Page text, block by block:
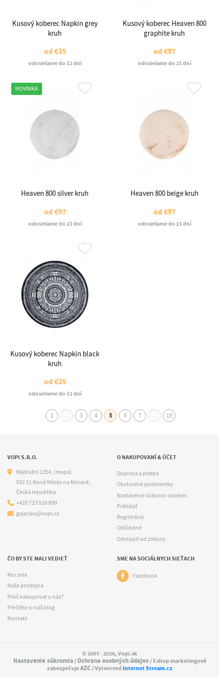
Kusový koberec Napkin grey
kruh
od€35
odosielame do 12 dní
Kusový koberec Heaven 800
graphite kruh
od€97
odosielame do 21 dní
NOVINKA
Heaven 800 silver kruh
od€97
odosielame do 21 dní
Heaven 800 beige kruh
od€97
odosielame do 21 dní
Kusový koberec Napkin black
kruh
od€35
odosielame do 12 dní
1 … 3 4 5 6 7 … 19
VOPI S.R.O.
Nádražní 1354, (mapa)
592 31 Nové Město na Moravě,
Česká republika
+420 733 528 899
gajarska@vopi.cz
O NAKUPOVANÍ & ÚČET
Doprava a platba
Obchodné podmienky
Nastavenie súborov cookies
Prihlásiť
Registrácia
Obľúbené
Odstúpiť od zmluvy
ČO BY STE MALI VEDIEŤ
Kto sme
Naše prodejna
Proč nakupovat u nás?
Přečtěte si náš blog
Kontakt
SME NA SOCIÁLNYCH SIEŤACH
Facebook
© 2007 - 2026, Vopi.sk
Nastavenie súkromia/Ochrana osobných údajov/ Eshop marketingově
zabezpečujeAZC/ VytvorenéInternet Stream.cz